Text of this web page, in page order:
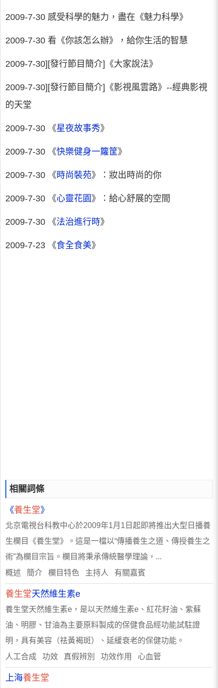
2009-7-30 感受科學的魅力，盡在《魅力科學》
2009-7-30 看《你該怎么辦》，給你生活的智慧
2009-7-30][發行節目簡介]《大家說法》
2009-7-30][發行節目簡介]《影視風雲路》--經典影視
的天堂
2009-7-30 《星夜故事秀》
2009-7-30 《快樂健身一籮筐》
2009-7-30 《時尚裝苑》：妝出時尚的你
2009-7-30 《心靈花園 》：給心舒展的空間
2009-7-30 《法治進行時》
2009-7-23 《食全食美》
相關詞條
《養生堂》
北京電視台科教中心於2009年1月1日起即將推出大型日播養
生欄目《養生堂》。這是一檔以“傳播養生之道、傳授養生之
術”為欄目宗旨。欄目將秉承傳統醫學理論，...
概述 簡介 欄目特色 主持人 有關嘉賓
養生堂天然維生素e
養生堂天然維生素e，是以天然維生素e、紅花籽油、紫蘇
油、明膠、甘油為主要原料製成的保健食品經功能試駐證
明，具有美容（祛黃褐斑）、延緩衰老的保健功能。
人工合成 功效 真假辨別 功效作用 心血管
上海養生堂